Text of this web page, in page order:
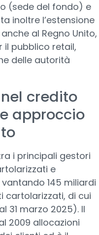
(sede del fondo) e
inoltre l’estensione
al Regno Unito,
il pubblico retail,
delle autorità
credito
approccio
i principali gestori
e
145 miliardi
cartolarizzati, di cui
31 marzo 2025). Il
2009 allocazioni